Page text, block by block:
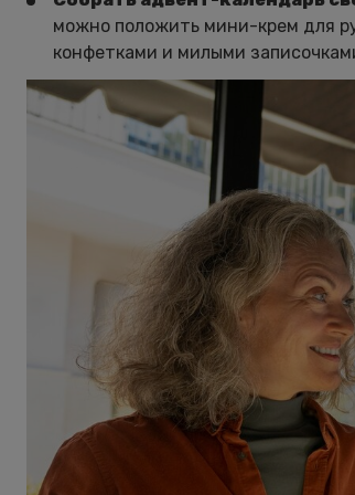
можно положить мини-крем для
конфетками и милыми